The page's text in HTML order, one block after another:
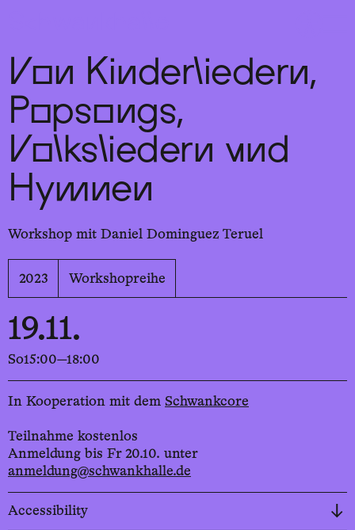
Von Kinderliedern,
Popsongs,
Volksliedern und
Hymnen
Workshop mit Daniel Dominguez Teruel
2023 Workshopreihe
19.11.
So15:00—18:00
In Kooperation mit dem Schwankcore
Teilnahme kostenlos
Anmeldung bis Fr 20.10. unter
anmeldung@schwankhalle.de
Accessibility